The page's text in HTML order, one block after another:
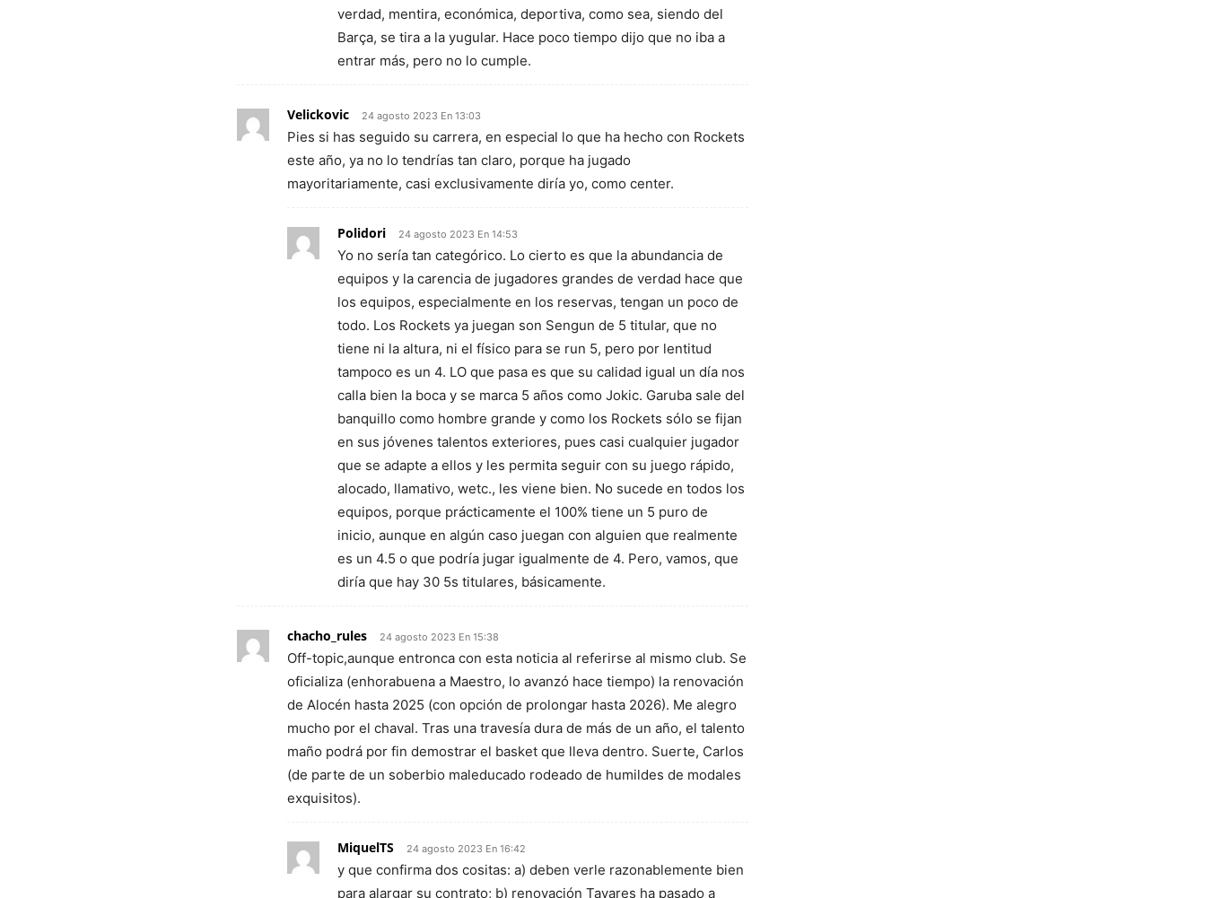
verdad, mentira, económica, deportiva, como sea, siendo del
Barça, se tira a la yugular. Hace poco tiempo dijo que no iba a
entrar más, pero no lo cumple.
Velickovic 24 agosto 2023 En 13:03
Pies si has seguido su carrera, en especial lo que ha hecho con Rockets
este año, ya no lo tendrías tan claro, porque ha jugado
mayoritariamente, casi exclusivamente diría yo, como center.
Polidori 24 agosto 2023 En 14:53
Yo no sería tan categórico. Lo cierto es que la abundancia de
equipos y la carencia de jugadores grandes de verdad hace que
los equipos, especialmente en los reservas, tengan un poco de
todo. Los Rockets ya juegan son Sengun de 5 titular, que no
tiene ni la altura, ni el físico para se run 5, pero por lentitud
tampoco es un 4. LO que pasa es que su calidad igual un día nos
calla bien la boca y se marca 5 años como Jokic. Garuba sale del
banquillo como hombre grande y como los Rockets sólo se fijan
en sus jóvenes talentos exteriores, pues casi cualquier jugador
que se adapte a ellos y les permita seguir con su juego rápido,
alocado, llamativo, wetc., les viene bien. No sucede en todos los
equipos, porque prácticamente el 100% tiene un 5 puro de
inicio, aunque en algún caso juegan con alguien que realmente
es un 4.5 o que podría jugar igualmente de 4. Pero, vamos, que
diría que hay 30 5s titulares, básicamente.
chacho_rules 24 agosto 2023 En 15:38
Off-topic,aunque entronca con esta noticia al referirse al mismo club. Se
oficializa (enhorabuena a Maestro, lo avanzó hace tiempo) la renovación
de Alocén hasta 2025 (con opción de prolongar hasta 2026). Me alegro
mucho por el chaval. Tras una travesía dura de más de un año, el talento
maño podrá por fin demostrar el basket que lleva dentro. Suerte, Carlos
(de parte de un soberbio maleducado rodeado de humildes de modales
exquisitos).
MiquelTS 24 agosto 2023 En 16:42
y que confirma dos cositas: a) deben verle razonablemente bien
para alargar su contrato; b) renovación Tavares ha pasado a